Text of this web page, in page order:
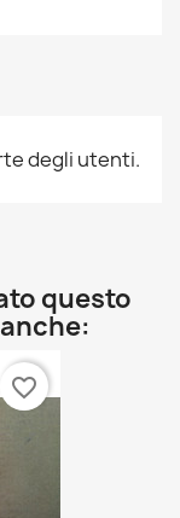
degli utenti.
questo
favorite_border